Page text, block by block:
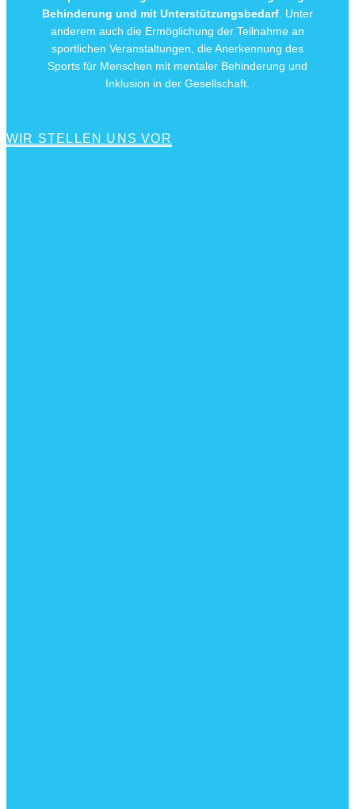
Behinderung und mit Unterstützungsbedarf . Unter
anderem auch die Ermöglichung der Teilnahme an
sportlichen Veranstaltungen, die Anerkennung des
Sports für Menschen mit mentaler Behinderung und
Inklusion in der Gesellschaft.
WIR STELLEN UNS VOR